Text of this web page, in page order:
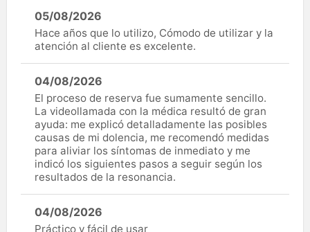
05/08/2026
Hace años que lo utilizo, Cómodo de utilizar y la
atención al cliente es excelente.
04/08/2026
El proceso de reserva fue sumamente sencillo.
La videollamada con la médica resultó de gran
ayuda: me explicó detalladamente las posibles
causas de mi dolencia, me recomendó medidas
para aliviar los síntomas de inmediato y me
indicó los siguientes pasos a seguir según los
resultados de la resonancia.
04/08/2026
Práctico y fácil de usar